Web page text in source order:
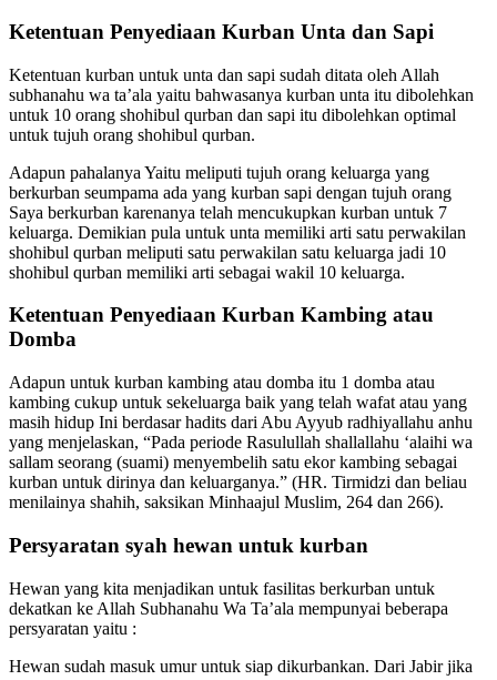
Ketentuan Penyediaan Kurban Unta dan Sapi
Ketentuan kurban untuk unta dan sapi sudah ditata oleh Allah
subhanahu wa ta’ala yaitu bahwasanya kurban unta itu dibolehkan
untuk 10 orang shohibul qurban dan sapi itu dibolehkan optimal
untuk tujuh orang shohibul qurban.
Adapun pahalanya Yaitu meliputi tujuh orang keluarga yang
berkurban seumpama ada yang kurban sapi dengan tujuh orang
Saya berkurban karenanya telah mencukupkan kurban untuk 7
keluarga. Demikian pula untuk unta memiliki arti satu perwakilan
shohibul qurban meliputi satu perwakilan satu keluarga jadi 10
shohibul qurban memiliki arti sebagai wakil 10 keluarga.
Ketentuan Penyediaan Kurban Kambing atau
Domba
Adapun untuk kurban kambing atau domba itu 1 domba atau
kambing cukup untuk sekeluarga baik yang telah wafat atau yang
masih hidup Ini berdasar hadits dari Abu Ayyub radhiyallahu anhu
yang menjelaskan, “Pada periode Rasulullah shallallahu ‘alaihi wa
sallam seorang (suami) menyembelih satu ekor kambing sebagai
kurban untuk dirinya dan keluarganya.” (HR. Tirmidzi dan beliau
menilainya shahih, saksikan Minhaajul Muslim, 264 dan 266).
Persyaratan syah hewan untuk kurban
Hewan yang kita menjadikan untuk fasilitas berkurban untuk
dekatkan ke Allah Subhanahu Wa Ta’ala mempunyai beberapa
persyaratan yaitu :
Hewan sudah masuk umur untuk siap dikurbankan. Dari Jabir jika